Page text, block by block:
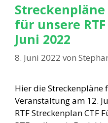
Streckenpläne
für unsere RTF
Juni 2022
8. Juni 2022 von
Hier die Streckenpläne
Veranstaltung am 12.
RTF Streckenplan CTF